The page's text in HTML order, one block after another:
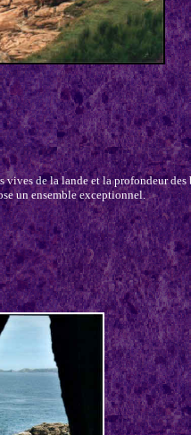
vives de la lande et la profondeur des
un ensemble exceptionnel.